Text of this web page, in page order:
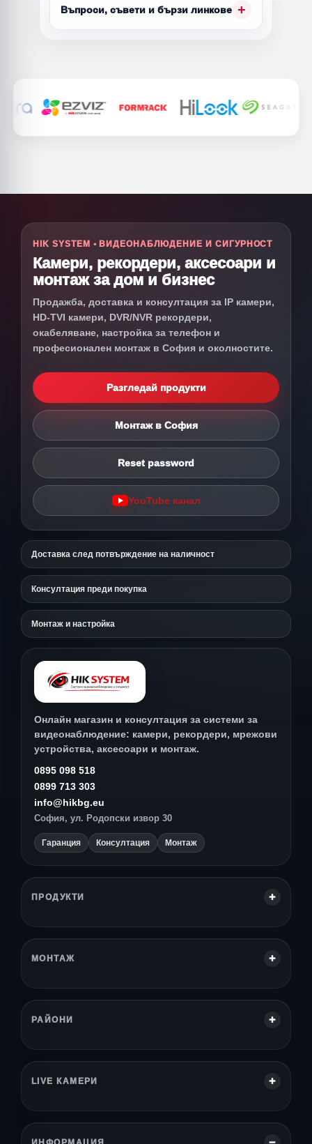
Въпроси, съвети и бързи линкове
HIK SYSTEM • ВИДЕОНАБЛЮДЕНИЕ И СИГУРНОСТ
Камери, рекордери, аксесоари и
монтаж за дом и бизнес
Продажба, доставка и консултация за IP камери,
HD-TVI камери, DVR/NVR рекордери,
окабеляване, настройка за телефон и
професионален монтаж в София и околностите.
Разгледай продукти
Монтаж в София
Reset password
YouTube канал
Доставка след потвърждение на наличност
Консултация преди покупка
Монтаж и настройка
Онлайн магазин и консултация за системи за
видеонаблюдение: камери, рекордери, мрежови
устройства, аксесоари и монтаж.
0895 098 518
0899 713 303
info@hikbg.eu
София, ул. Родопски извор 30
Гаранция Консултация Монтаж
ПРОДУКТИ
МОНТАЖ
РАЙОНИ
LIVE КАМЕРИ